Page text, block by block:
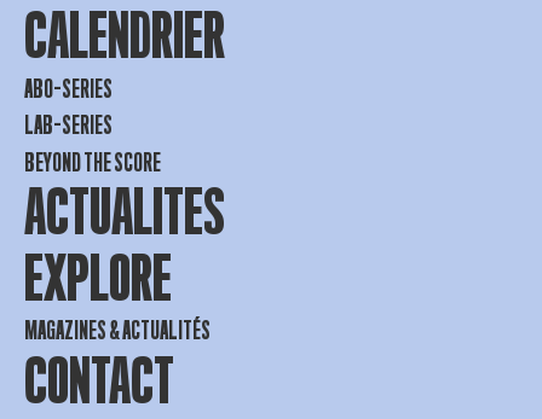
CALENDRIER
ABO-SERIES
LAB-SERIES
BEYOND THE SCORE
ACTUALITES
EXPLORE
MAGAZINES & ACTUALITÉS
CONTACT